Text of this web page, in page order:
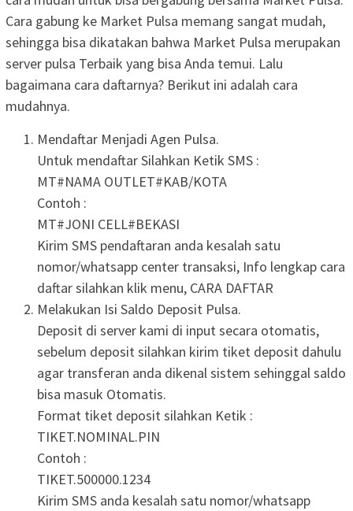
Cara gabung ke Market Pulsa memang sangat mudah,
sehingga bisa dikatakan bahwa Market Pulsa merupakan
server pulsa Terbaik yang bisa Anda temui. Lalu
bagaimana cara daftarnya? Berikut ini adalah cara
mudahnya.
Mendaftar Menjadi Agen Pulsa.
Untuk mendaftar Silahkan Ketik SMS :
MT#NAMA OUTLET#KAB/KOTA
Contoh :
MT#JONI CELL#BEKASI
Kirim SMS pendaftaran anda kesalah satu
nomor/whatsapp center transaksi, Info lengkap cara
daftar silahkan klik menu, CARA DAFTAR
Melakukan Isi Saldo Deposit Pulsa.
Deposit di server kami di input secara otomatis,
sebelum deposit silahkan kirim tiket deposit dahulu
agar transferan anda dikenal sistem sehinggal saldo
bisa masuk Otomatis.
Format tiket deposit silahkan Ketik :
TIKET.NOMINAL.PIN
Contoh :
TIKET.500000.1234
Kirim SMS anda kesalah satu nomor/whatsapp